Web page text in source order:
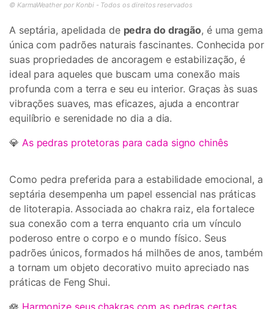
© KarmaWeather por Konbi - Todos os direitos reservados
A septária, apelidada de pedra do dragão, é uma gema
única com padrões naturais fascinantes. Conhecida por
suas propriedades de ancoragem e estabilização, é
ideal para aqueles que buscam uma conexão mais
profunda com a terra e seu eu interior. Graças às suas
vibrações suaves, mas eficazes, ajuda a encontrar
equilíbrio e serenidade no dia a dia.
💎 As pedras protetoras para cada signo chinês
Como pedra preferida para a estabilidade emocional, a
septária desempenha um papel essencial nas práticas
de litoterapia. Associada ao chakra raiz, ela fortalece
sua conexão com a terra enquanto cria um vínculo
poderoso entre o corpo e o mundo físico. Seus
padrões únicos, formados há milhões de anos, também
a tornam um objeto decorativo muito apreciado nas
práticas de Feng Shui.
🪷 Harmonize seus chakras com as pedras certas